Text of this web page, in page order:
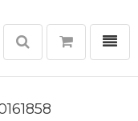
選單